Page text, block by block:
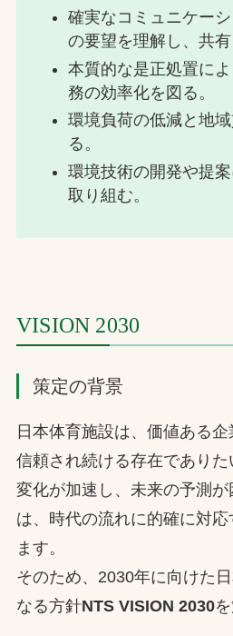
確実なコミュニケー
の要望を理解し、共有
本質的な是正処置に
務の効率化を図る。
環境負荷の低減と地
る。
環境技術の開発や提
取り組む。
VISION 2030
策定の背景
日本体育施設は、価値ある
信頼され続ける存在でありた
変化が加速し、未来の予測
は、時代の流れに的確に対
ます。
そのため、2030年に向けた
なる方針NTS VISION 2030